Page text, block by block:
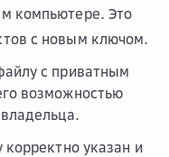
компьютере. Это
с новым ключом.
с приватным
возможностью
корректно указан и